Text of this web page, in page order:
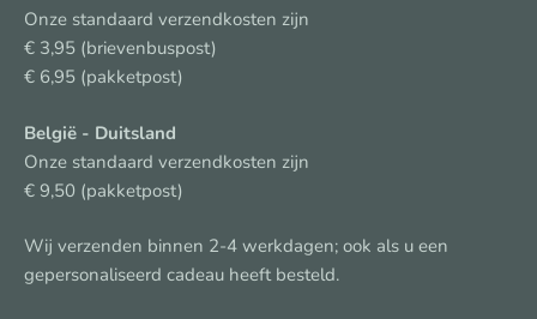
Onze standaard verzendkosten zijn
€ 3,95 (brievenbuspost)
€ 6,95 (pakketpost)
België - Duitsland
Onze standaard verzendkosten zijn
€ 9,50 (pakketpost)
Wij verzenden binnen 2-4 werkdagen; ook als u een
gepersonaliseerd cadeau heeft besteld.